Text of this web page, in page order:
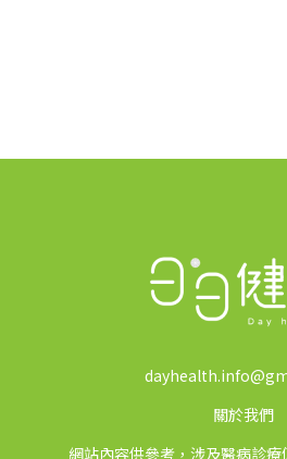
關於我們
網站內容供參考，涉及醫病診